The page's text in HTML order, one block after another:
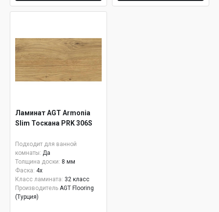
Ламинат AGT Armonia
Slim Тоскана PRK 306S
Подходит для ванной
комнаты: Да
Толщина доски: 8 мм
Фаска: 4x
Класс ламината: 32 класс
Производитель AGT Flooring
(Турция)